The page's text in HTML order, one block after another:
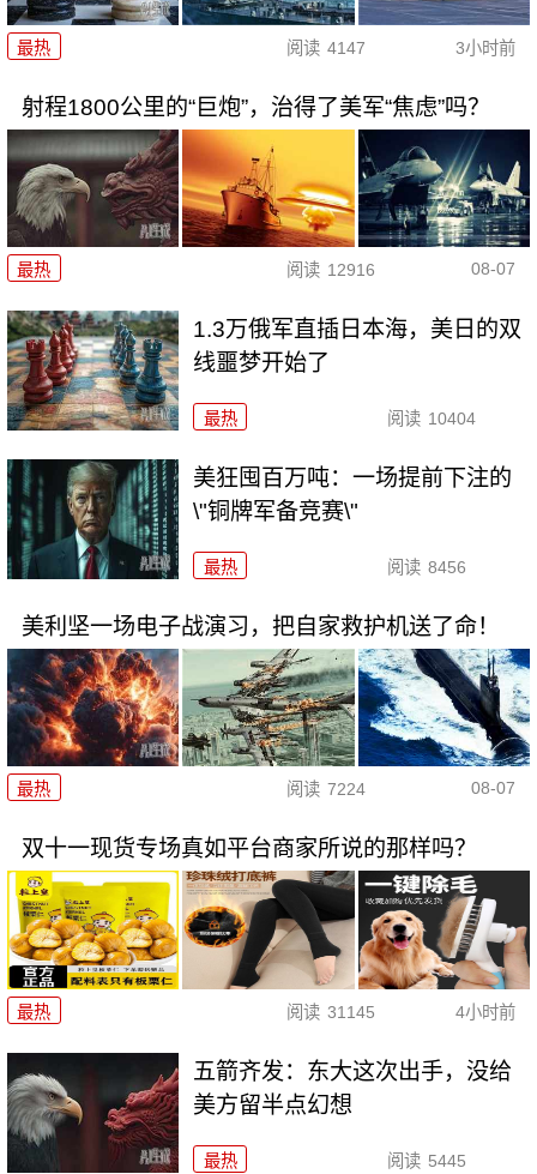
最热 阅读 4147 3小时前
射程1800公里的“巨炮”，治得了美军“焦虑”吗？
最热 阅读 12916 08-07
1.3万俄军直插日本海，美日的双
线噩梦开始了
最热 阅读 10404
美狂囤百万吨：一场提前下注的
\"铜牌军备竞赛\"
最热 阅读 8456
美利坚一场电子战演习，把自家救护机送了命！
最热 阅读 7224 08-07
双十一现货专场真如平台商家所说的那样吗？
最热 阅读 31145 4小时前
五箭齐发：东大这次出手，没给
美方留半点幻想
最热 阅读 5445